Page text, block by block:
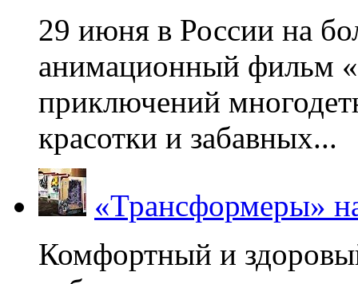
29 июня в России на
анимационный фильм
приключений
красотки и забавных...
«Трансформеры»
Комфортный и